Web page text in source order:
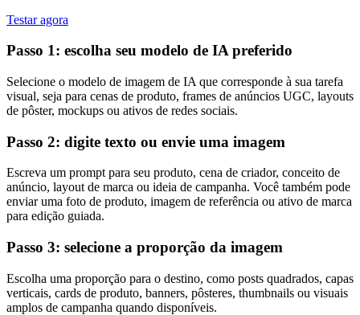
Testar agora
Passo 1: escolha seu modelo de IA preferido
Selecione o modelo de imagem de IA que corresponde à sua tarefa
visual, seja para cenas de produto, frames de anúncios UGC, layouts
de pôster, mockups ou ativos de redes sociais.
Passo 2: digite texto ou envie uma imagem
Escreva um prompt para seu produto, cena de criador, conceito de
anúncio, layout de marca ou ideia de campanha. Você também pode
enviar uma foto de produto, imagem de referência ou ativo de marca
para edição guiada.
Passo 3: selecione a proporção da imagem
Escolha uma proporção para o destino, como posts quadrados, capas
verticais, cards de produto, banners, pôsteres, thumbnails ou visuais
amplos de campanha quando disponíveis.